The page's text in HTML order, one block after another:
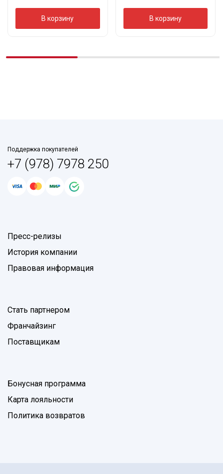
В корзину В корзину
Поддержка покупателей
+7 (978) 7978 250
Пресс-релизы
История компании
Правовая информация
Стать партнером
Франчайзинг
Поставщикам
Бонусная программа
Карта лояльности
Политика возвратов